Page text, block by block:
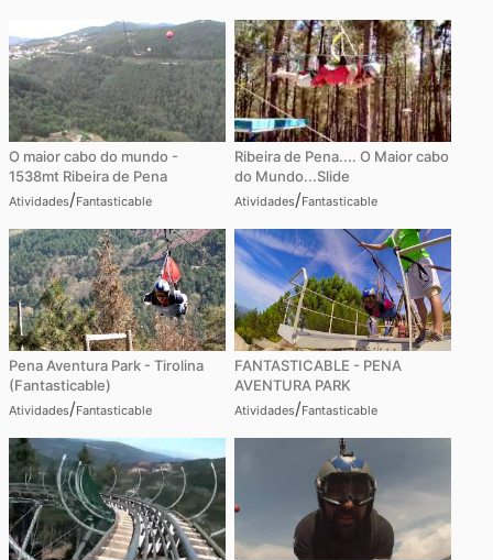
O maior cabo do mundo -
1538mt Ribeira de Pena
Atividades/Fantasticable
Ribeira de Pena.... O Maior cabo
do Mundo...Slide
Atividades/Fantasticable
Pena Aventura Park - Tirolina
(Fantasticable)
Atividades/Fantasticable
FANTASTICABLE - PENA
AVENTURA PARK
Atividades/Fantasticable